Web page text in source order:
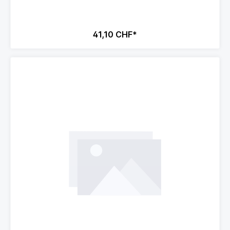
41,10 CHF*